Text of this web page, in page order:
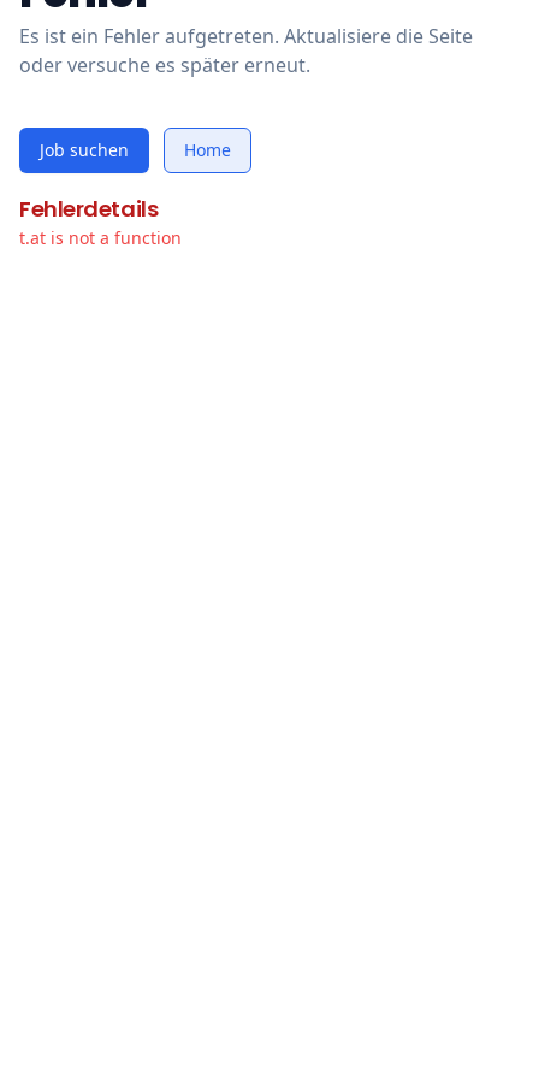
Es ist ein Fehler aufgetreten. Aktualisiere die Seite
oder versuche es später erneut.
Job suchen Home
Fehlerdetails
t.at is not a function